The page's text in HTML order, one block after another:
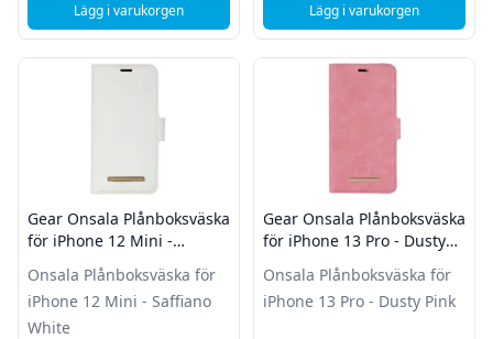
Lägg i varukorgen, SiGN Liquid Silicone Case for iPhone 14 - Gul
Lägg i varukorgen
, SiGN
Gear Onsala Plånboksväska
för iPhone 12 Mini -
Saffiano White
Onsala Plånboksväska för
iPhone 12 Mini - Saffiano
White
Gear Onsala Plånboksväska
för iPhone 13 Pro - Dusty
Onsala Plånboksväska för
iPhone 13 Pro - Dusty Pink